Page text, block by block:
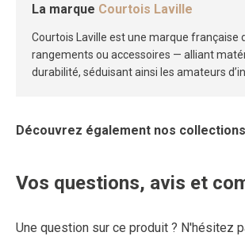
La marque Courtois Laville
Courtois Laville est une marque française
rangements ou accessoires — alliant
durabilité, séduisant ainsi les amateurs
Découvrez également nos
Vos questions, avis et
Une question sur ce produit ? N'hésitez